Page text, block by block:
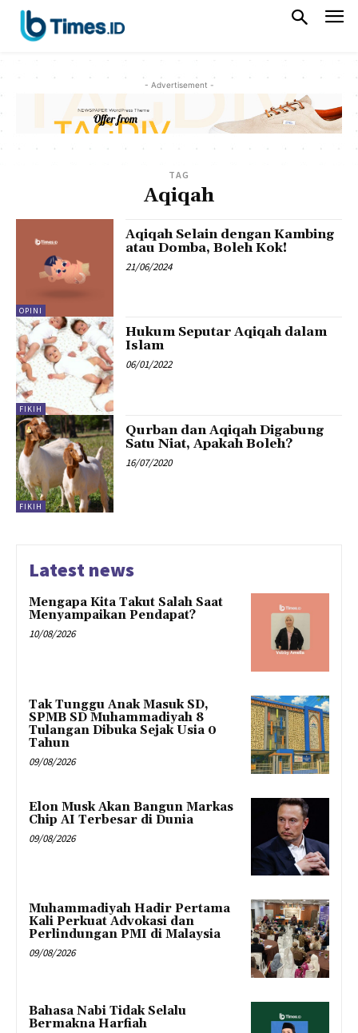
- Advertisement -
TAG
Aqiqah
OPINI
Aqiqah Selain dengan Kambing
atau Domba, Boleh Kok!
21/06/2024
FIKIH
Hukum Seputar Aqiqah dalam
Islam
06/01/2022
FIKIH
Qurban dan Aqiqah Digabung
Satu Niat, Apakah Boleh?
16/07/2020
Latest news
Mengapa Kita Takut Salah Saat
Menyampaikan Pendapat?
10/08/2026
Tak Tunggu Anak Masuk SD,
SPMB SD Muhammadiyah 8
Tulangan Dibuka Sejak Usia 0
Tahun
09/08/2026
Elon Musk Akan Bangun Markas
Chip AI Terbesar di Dunia
09/08/2026
Muhammadiyah Hadir Pertama
Kali Perkuat Advokasi dan
Perlindungan PMI di Malaysia
09/08/2026
Bahasa Nabi Tidak Selalu
Bermakna Harfiah